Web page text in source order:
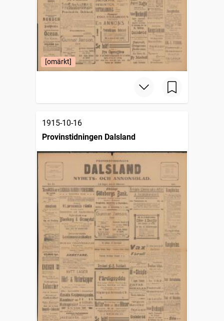
[omärkt]
1915-10-16
Provinstidningen Dalsland